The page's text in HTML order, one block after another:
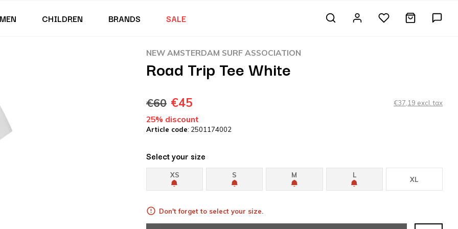
MEN CHILDREN BRANDS SALE
NEW AMSTERDAM SURF ASSOCIATION
Road Trip Tee White
€60 €45 €37,19 excl. tax
25% discount
Article code: 2501174002
Select your size
XS S M L
XL
Don't forget to select your size.